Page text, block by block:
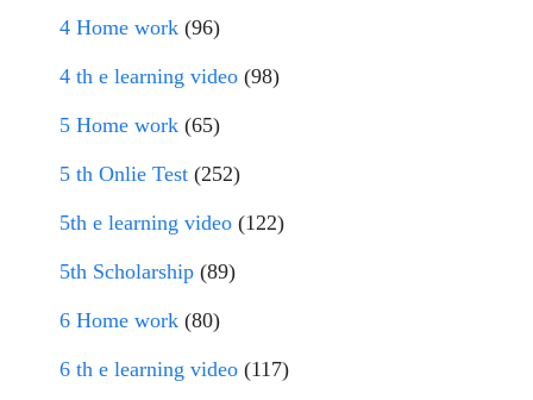
4 Home work (96)
4 th e learning video (98)
5 Home work (65)
5 th Onlie Test (252)
5th e learning video (122)
5th Scholarship (89)
6 Home work (80)
6 th e learning video (117)